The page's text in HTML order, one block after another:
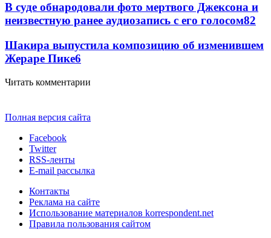
В суде обнародовали фото мертвого Джексона и
неизвестную ранее аудиозапись с его голосом82
Шакира выпустила композицию об изменившем
Жераре Пике6
Читать комментарии
Полная версия сайта
Facebook
Twitter
RSS-ленты
E-mail рассылка
Контакты
Реклама на сайте
Использование материалов korrespondent.net
Правила пользования сайтом